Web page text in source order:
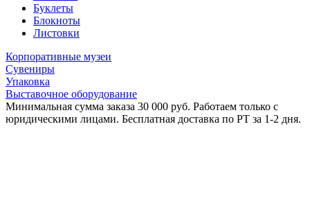
Буклеты
Блокноты
Листовки
Корпоративные музеи
Сувениры
Упаковка
Выставочное оборудование
Минимальная сумма заказа 30 000 руб. Работаем только с
юридическими лицами. Бесплатная доставка по РТ за 1-2 дня.